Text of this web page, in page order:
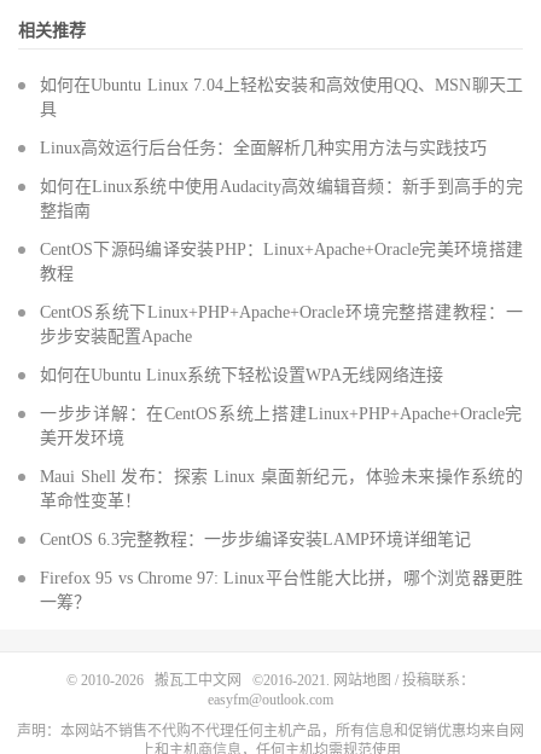
相关推荐
如何在Ubuntu Linux 7.04上轻松安装和高效使用QQ、MSN聊天工
具
Linux高效运行后台任务：全面解析几种实用方法与实践技巧
如何在Linux系统中使用Audacity高效编辑音频：新手到高手的完
整指南
CentOS下源码编译安装PHP：Linux+Apache+Oracle完美环境搭建
教程
CentOS系统下Linux+PHP+Apache+Oracle环境完整搭建教程：一
步步安装配置Apache
如何在Ubuntu Linux系统下轻松设置WPA无线网络连接
一步步详解：在CentOS系统上搭建Linux+PHP+Apache+Oracle完
美开发环境
Maui Shell 发布：探索 Linux 桌面新纪元，体验未来操作系统的
革命性变革！
CentOS 6.3完整教程：一步步编译安装LAMP环境详细笔记
Firefox 95 vs Chrome 97: Linux平台性能大比拼，哪个浏览器更胜
一筹？
© 2010-2026 搬瓦工中文网 ©2016-2021. 网站地图 / 投稿联系：
easyfm@outlook.com
声明：本网站不销售不代购不代理任何主机产品，所有信息和促销优惠均来自网